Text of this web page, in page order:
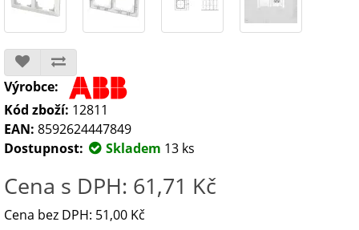
Výrobce:
Kód zboží: 12811
EAN: 8592624447849
Dostupnost:
Skladem 13 ks
Cena s DPH: 61,71 Kč
Cena bez DPH: 51,00 Kč